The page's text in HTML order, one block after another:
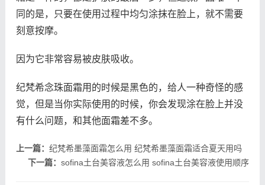
同的是，只要在使用过程中均匀涂抹在脸上，就不需要
刻意按摩。
因为它非常容易被皮肤吸收。
纪梵希念珠面霜用的时候是黑色的，给人一种奇怪的感
觉，但是当你实际使用的时候，你会发现涂在脸上并没
有什么问题，和其他面霜差不多。
上一篇： 纪梵希墨藻面霜怎么用 纪梵希墨藻面霜适合夏天用吗
下一篇：sofina土台美容液怎么用 sofina土台美容液使用顺序